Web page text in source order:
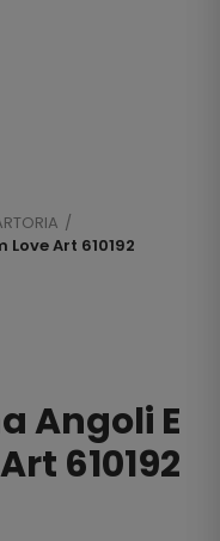
Art 610192
Angoli E
610192